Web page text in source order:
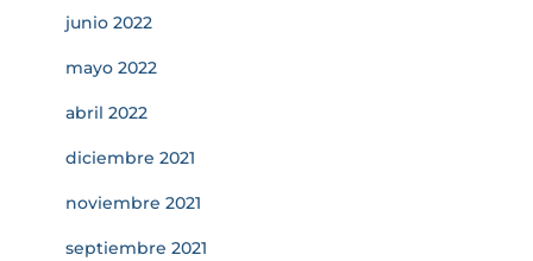
junio 2022
mayo 2022
abril 2022
diciembre 2021
noviembre 2021
septiembre 2021